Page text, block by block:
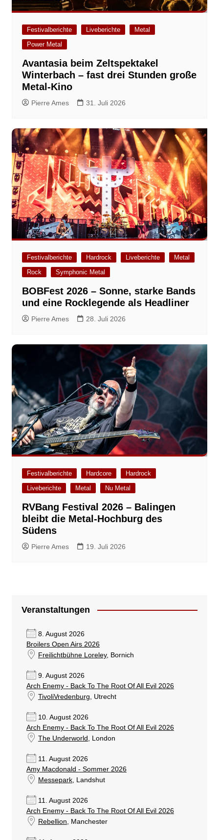
Festivalberichte Liveberichte
Metal
Power Metal
Avantasia beim Zeltspektakel
Winterbach – fast drei Stunden große
Metal-Kino
Pierre Ames 31. Juli 2026
Festivalberichte Hardrock Liveberichte
Metal
Rock
Symphonic Metal
BOBFest 2026 – Sonne, starke Bands
und eine Rocklegende als Headliner
Pierre Ames 28. Juli 2026
Festivalberichte Hardcore
Hardrock
Liveberichte
Metal Nu Metal
RVBang Festival 2026 – Balingen
bleibt die Metal-Hochburg des
Südens
Pierre Ames 19. Juli 2026
Veranstaltungen
8. August 2026
Broilers Open Airs 2026
Freilichtbühne Loreley, Bornich
9. August 2026
Arch Enemy - Back To The Root Of All Evil 2026
TivoliVredenburg , Utrecht
10. August 2026
Arch Enemy - Back To The Root Of All Evil 2026
The Underworld
, London
11. August 2026
Amy Macdonald - Sommer 2026
Messepark, Landshut
11. August 2026
Arch Enemy - Back To The Root Of All Evil 2026
Rebellion , Manchester